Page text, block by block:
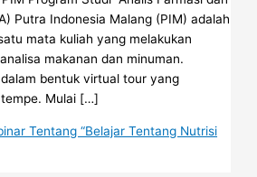
Putra Indonesia Malang (PIM) adalah
mata kuliah yang melakukan
makanan dan minuman.
bentuk virtual tour yang
Mulai […]
Tentang “Belajar Tentang Nutrisi